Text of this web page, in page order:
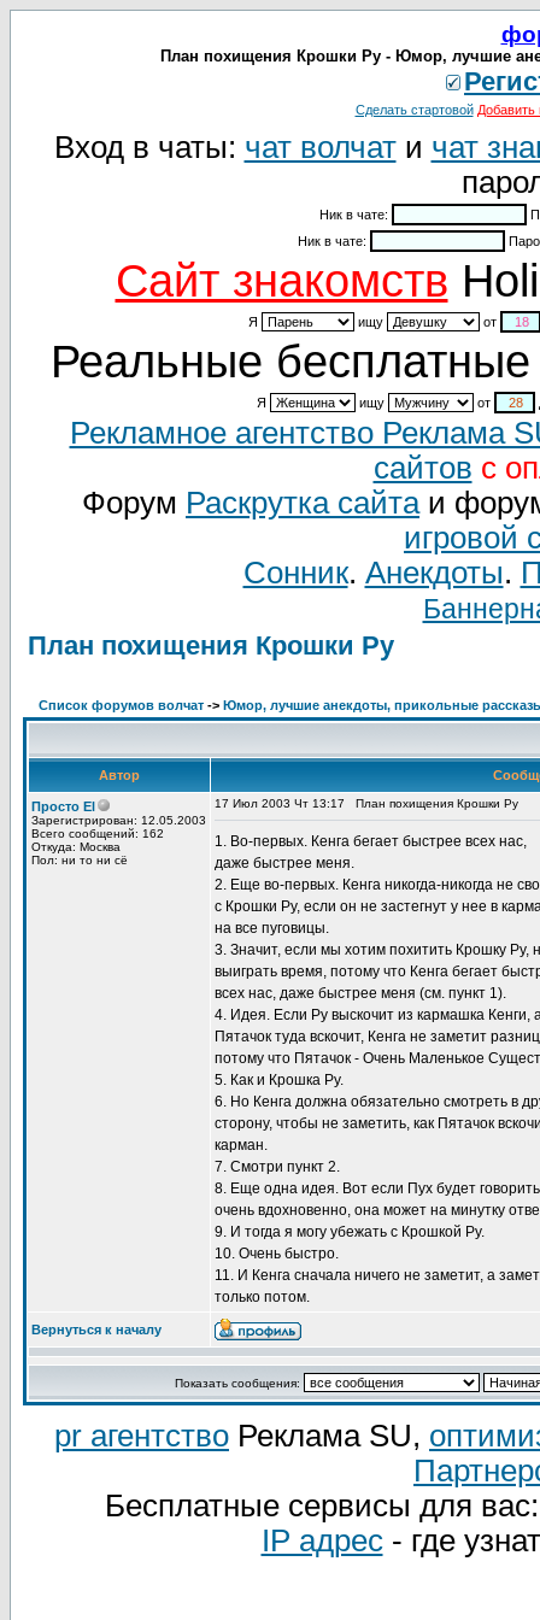
План похищения Крошки Ру - Юмор, лучшие
Сделать стартовой Добавить
Вход в чаты: чат волчати чат
Ник в чате:
Ник в чате:
Cайт знакомств
Я ищу от
Реальные бесплатные
Я ищу от
Рекламное агентство Реклама
сайтов с
Форум Раскрутка сайтаи
игровой
Сонник. Анекдоты.
План похищения Крошки Ру
Список форумов волчат -> Юмор, лучшие анекдоты, прикольные
Автор
Просто El
Зарегистрирован: 12.05.2003
Всего сообщений: 162
Откуда: Москва
Пол: ни то ни сё
17 Июл 2003 Чт 13:17 План похищения Крошки Ру
1. Во-первых. Кенга бегает быстрее всех нас,
даже быстрее меня.
2. Еще во-первых. Кенга никогда-никогда не
с Крошки Ру, если он не застегнут у нее в
на все пуговицы.
3. Значит, если мы хотим похитить Крошку Ру,
выиграть время, потому что Кенга бегает
всех нас, даже быстрее меня (см. пункт 1).
4. Идея. Если Ру выскочит из кармашка Кенги,
Пятачок туда вскочит, Кенга не заметит
потому что Пятачок - Очень Маленькое
5. Как и Крошка Ру.
6. Но Кенга должна обязательно смотреть в
сторону, чтобы не заметить, как Пятачок
карман.
7. Смотри пункт 2.
8. Еще одна идея. Вот если Пух будет
очень вдохновенно, она может на минутку
9. И тогда я могу убежать с Крошкой Ру.
10. Очень быстро.
11. И Кенга сначала ничего не заметит, а
только потом.
Вернуться к началу
Показать сообщения:
pr агентство Реклама SU,
Бесплатные сервисы для
IP адрес- где